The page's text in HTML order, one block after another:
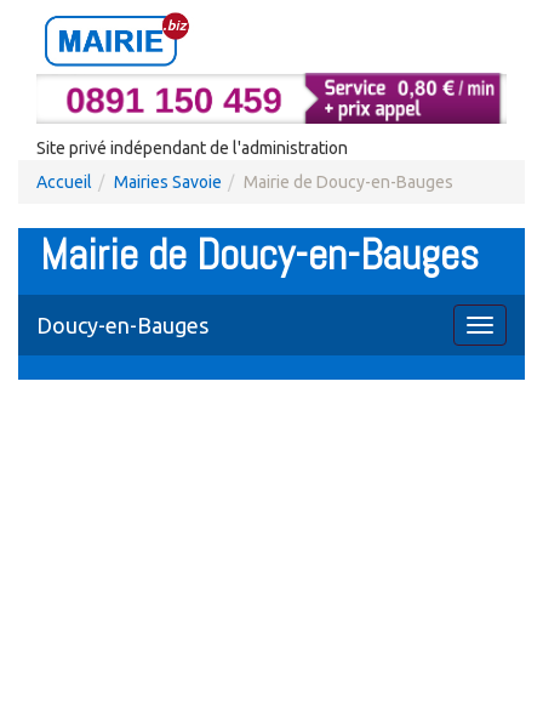
Site privé indépendant de l'administration
Accueil
Mairies Savoie Mairie de Doucy-en-Bauges
Mairie de Doucy-en-Bauges
Toggle
Doucy-en-Bauges